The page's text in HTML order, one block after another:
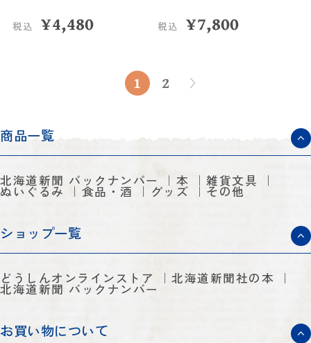
税込 ¥4,480 税込 ¥7,800
1 2
商品一覧
北海道新聞 バックナンバー 本 雑貨文具
ぬいぐるみ 食品・酒 グッズ その他
ショップ一覧
どうしんオンラインストア 北海道新聞社の本
北海道新聞 バックナンバー
お買い物について